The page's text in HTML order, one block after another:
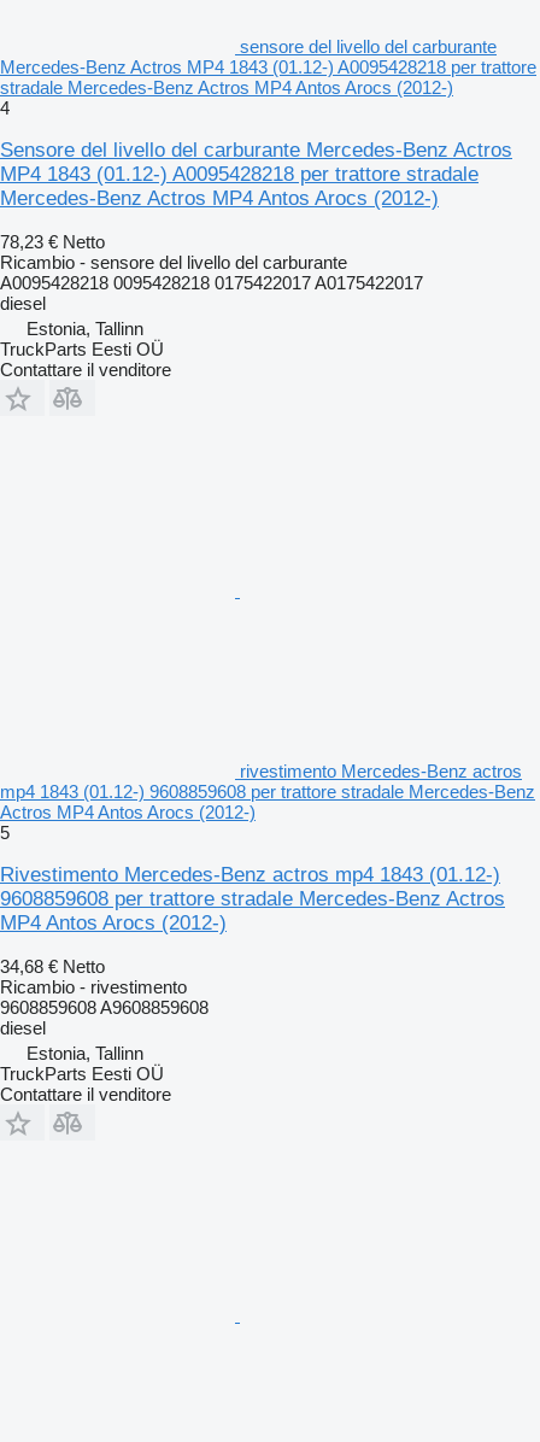
sensore del livello del carburante
Mercedes-Benz Actros MP4 1843 (01.12-) A0095428218 per trattore
stradale Mercedes-Benz Actros MP4 Antos Arocs (2012-)
4
Sensore del livello del carburante Mercedes-Benz Actros
MP4 1843 (01.12-) A0095428218 per trattore stradale
Mercedes-Benz Actros MP4 Antos Arocs (2012-)
78,23 € Netto
Ricambio - sensore del livello del carburante
A0095428218 0095428218 0175422017 A0175422017
diesel
Estonia, Tallinn
TruckParts Eesti OÜ
Contattare il venditore
rivestimento Mercedes-Benz actros
mp4 1843 (01.12-) 9608859608 per trattore stradale Mercedes-Benz
Actros MP4 Antos Arocs (2012-)
5
Rivestimento Mercedes-Benz actros mp4 1843 (01.12-)
9608859608 per trattore stradale Mercedes-Benz Actros
MP4 Antos Arocs (2012-)
34,68 € Netto
Ricambio - rivestimento
9608859608 A9608859608
diesel
Estonia, Tallinn
TruckParts Eesti OÜ
Contattare il venditore